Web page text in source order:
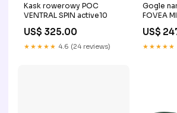
Kask rowerowy POC
VENTRAL SPIN active10
US$ 325.00
★★★★★ 4.6 (24 reviews)
Gogle
FOVEA
US$
★★★★★